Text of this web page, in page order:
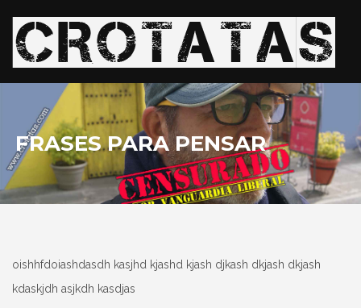
FRASES PARA PENSAR
oishhfdoiashdasdh kasjhd kjashd kjash djkash dkjash dkjash
kdaskjdh asjkdh kasdjas